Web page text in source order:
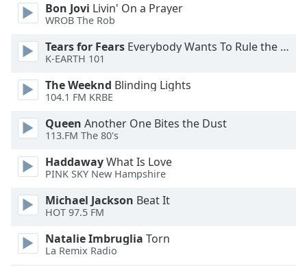
Area
Background
Color
Opacity
Font
Size
Text
Edge
Style
Font
Bon Jovi Livin' On a Prayer
WROB The Rob
Tears for Fears Everybody Wants To Rule the World
K-EARTH 101
The Weeknd Blinding Lights
104.1 FM KRBE
Queen Another One Bites the Dust
113.FM The 80's
HaddawayWhat Is Love
PINK SKY New Hampshire
Michael Jackson Beat It
HOT 97.5 FM
Natalie Imbruglia Torn
La Remix Radio